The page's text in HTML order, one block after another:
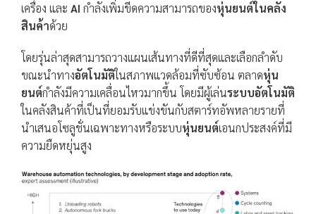
เครื่อง และ AI กำลังเพิ่มขีดความสามารถของหุ่นยนต์ในคลัง
สินค้าด้วย
โดยรุ่นล่าสุดสามารถวางแผนเส้นทางที่ดีที่สุดและเลือกลำดับ
ขณะนำทางอัตโนมัติในสภาพแวดล้อมที่ซับซ้อน ตลาดหุ่น
ยนต์กำลังมีความเคลื่อนไหวมากขึ้น โดยมีผู้เล่นระบบอัตโนมัติ
ในคลังสินค้าที่เป็นที่ยอมรับแข่งขันกับสตาร์ทอัพหลายรายที่
นำเสนอโซลูชั่นเฉพาะทางหรือระบบหุ่นยนต์เอนกประสงค์ที่มี
ความยืดหยุ่นสูง